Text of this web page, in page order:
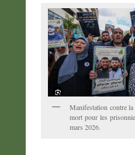
Manifestation contre
mort pour les
mars 2026.